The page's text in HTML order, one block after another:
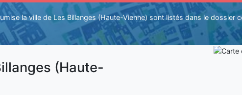
la ville de Les Billanges (Haute-Vienne) sont listés dans le dossier
(Haute-